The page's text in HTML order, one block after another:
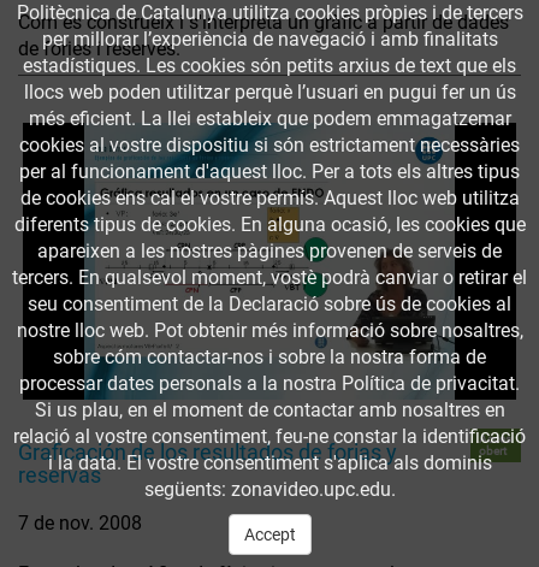
Com es construeix i s'interpreta un gràfic a partir de dades
de fòries i reserves.
Graficación de los resultados de forias y
reservas
Accés
obert
7 de nov. 2008
Politècnica de Catalunya utilitza cookies pròpies i de tercers
per millorar l’experiència de navegació i amb finalitats
estadístiques. Les cookies són petits arxius de text que els
llocs web poden utilitzar perquè l’usuari en pugui fer un ús
més eficient. La llei estableix que podem emmagatzemar
cookies al vostre dispositiu si són estrictament necessàries
per al funcionament d'aquest lloc. Per a tots els altres tipus
de cookies ens cal el vostre permís. Aquest lloc web utilitza
diferents tipus de cookies. En alguna ocasió, les cookies que
apareixen a les nostres pàgines provenen de serveis de
tercers. En qualsevol moment, vostè podrà canviar o retirar el
seu consentiment de la Declaració sobre ús de cookies al
nostre lloc web. Pot obtenir més informació sobre nosaltres,
sobre cóm contactar-nos i sobre la nostra forma de
processar dates personals a la nostra Política de privacitat.
Si us plau, en el moment de contactar amb nosaltres en
relació al vostre consentiment, feu-ne constar la identificació
i la data. El vostre consentiment s'aplica als dominis
següents: zonavideo.upc.edu.
Accept